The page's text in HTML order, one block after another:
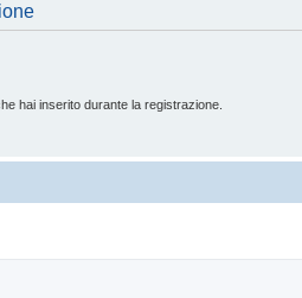
hai inserito durante la registrazione.